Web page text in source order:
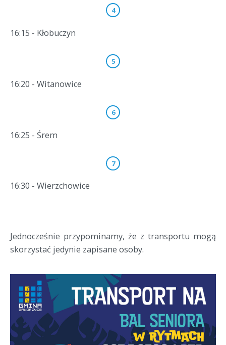
16:15 - Kłobuczyn
16:20 - Witanowice
16:25 - Śrem
16:30 - Wierzchowice
Jednocześnie przypominamy, że z transportu mogą
skorzystać jedynie zapisane osoby.